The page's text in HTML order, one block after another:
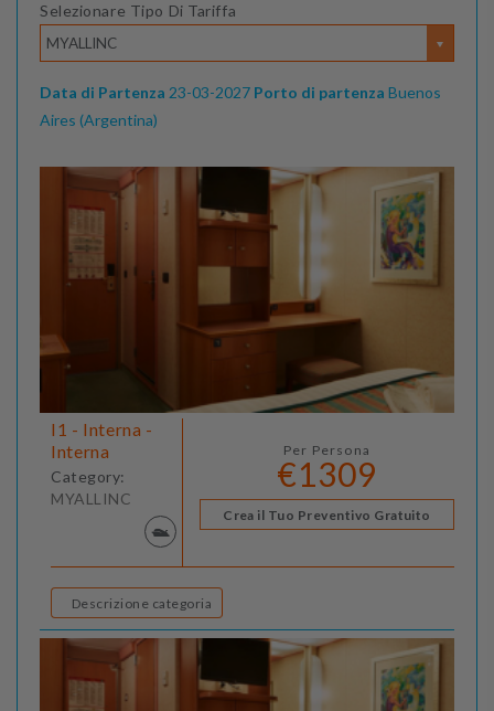
Selezionare Tipo Di Tariffa
MYALLINC
Data di Partenza 23-03-2027 Porto di partenza Buenos
Aires (Argentina)
I1 - Interna -
Interna
Category:
MYALLINC
Per Persona
€1309
Crea il Tuo Preventivo Gratuito
Descrizione categoria